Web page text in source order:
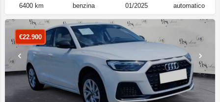
6400 km benzina 01/2025 automatico
€22.900